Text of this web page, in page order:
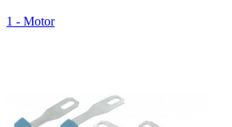
1 - Motor